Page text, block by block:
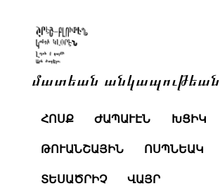
մատեան անկապութեան
ՀՈՍՔ ԺԱՊԱՒԷՆ ԽՑԻԿ
ԹՈՒԱՆՇԱՅԻՆ ՈՍՊՆԵԱԿ
ՏԵՍԱԾՐԻՉ ՎԱՅՐ